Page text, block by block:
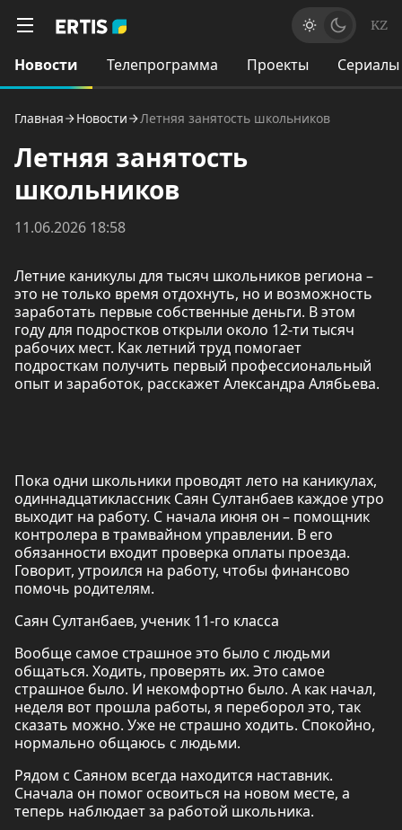
KZ
Новости Телепрограмма Проекты Сериалы
Главная Новости Летняя занятость школьников
Летняя занятость
школьников
11.06.2026 18:58
Летние каникулы для тысяч школьников региона –
это не только время отдохнуть, но и возможность
заработать первые собственные деньги. В этом
году для подростков открыли около 12-ти тысяч
рабочих мест. Как летний труд помогает
подросткам получить первый профессиональный
опыт и заработок, расскажет Александра Алябьева.
Пока одни школьники проводят лето на каникулах,
одиннадцатиклассник Саян Султанбаев каждое утро
выходит на работу. С начала июня он – помощник
контролера в трамвайном управлении. В его
обязанности входит проверка оплаты проезда.
Говорит, утроился на работу, чтобы финансово
помочь родителям.
Саян Султанбаев, ученик 11-го класса
Вообще самое страшное это было с людьми
общаться. Ходить, проверять их. Это самое
страшное было. И некомфортно было. А как начал,
неделя вот прошла работы, я переборол это, так
сказать можно. Уже не страшно ходить. Спокойно,
нормально общаюсь с людьми.
Рядом с Саяном всегда находится наставник.
Сначала он помог освоиться на новом месте, а
теперь наблюдает за работой школьника.